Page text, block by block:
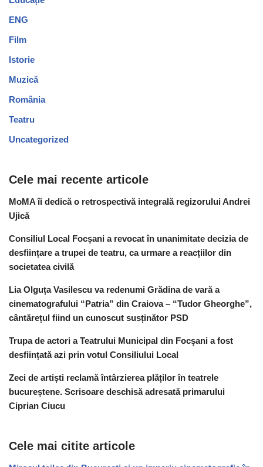
ENG
Film
Istorie
Muzică
România
Teatru
Uncategorized
Cele mai recente articole
MoMA îi dedică o retrospectivă integrală regizorului Andrei
Ujică
Consiliul Local Focșani a revocat în unanimitate decizia de
desființare a trupei de teatru, ca urmare a reacțiilor din
societatea civilă
Lia Olguța Vasilescu va redenumi Grădina de vară a
cinematografului “Patria” din Craiova – “Tudor Gheorghe”,
cântărețul fiind un cunoscut susținător PSD
Trupa de actori a Teatrului Municipal din Focșani a fost
desființată azi prin votul Consiliului Local
Zeci de artiști reclamă întârzierea plăților în teatrele
bucureștene. Scrisoare deschisă adresată primarului
Ciprian Ciucu
Cele mai citite articole